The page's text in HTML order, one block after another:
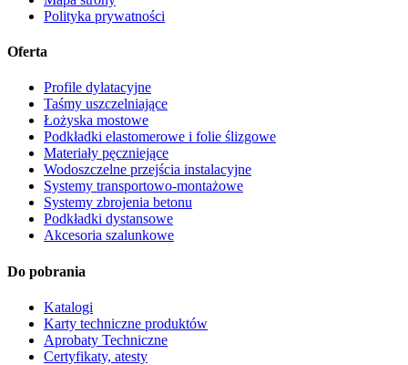
Polityka prywatności
Oferta
Profile dylatacyjne
Taśmy uszczelniające
Łożyska mostowe
Podkładki elastomerowe i folie ślizgowe
Materiały pęczniejące
Wodoszczelne przejścia instalacyjne
Systemy transportowo-montażowe
Systemy zbrojenia betonu
Podkładki dystansowe
Akcesoria szalunkowe
Do pobrania
Katalogi
Karty techniczne produktów
Aprobaty Techniczne
Certyfikaty, atesty